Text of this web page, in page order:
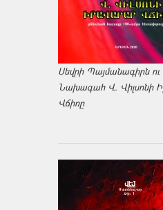
Սեվրի Պայմանագիրն
Նախագահ Վ. Վիլսոնի
Վճիռը